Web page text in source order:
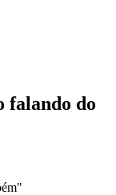
falando do